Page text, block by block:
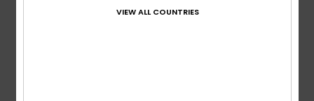
Relación calidad-precio
VIEW ALL COUNTRIES